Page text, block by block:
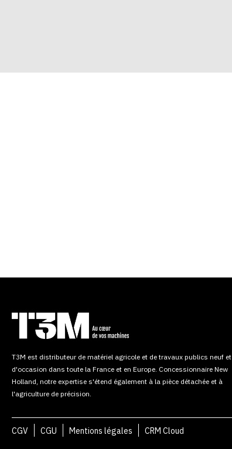
T3M est distributeur de matériel agricole et de travaux publics neuf et
d'occasion dans toute la France et en Europe. Concessionnaire New
Holland, notre expertise s'étend également à la pièce détachée et à
l'agriculture de précision.
CGV CGU Mentions légales CRM Cloud